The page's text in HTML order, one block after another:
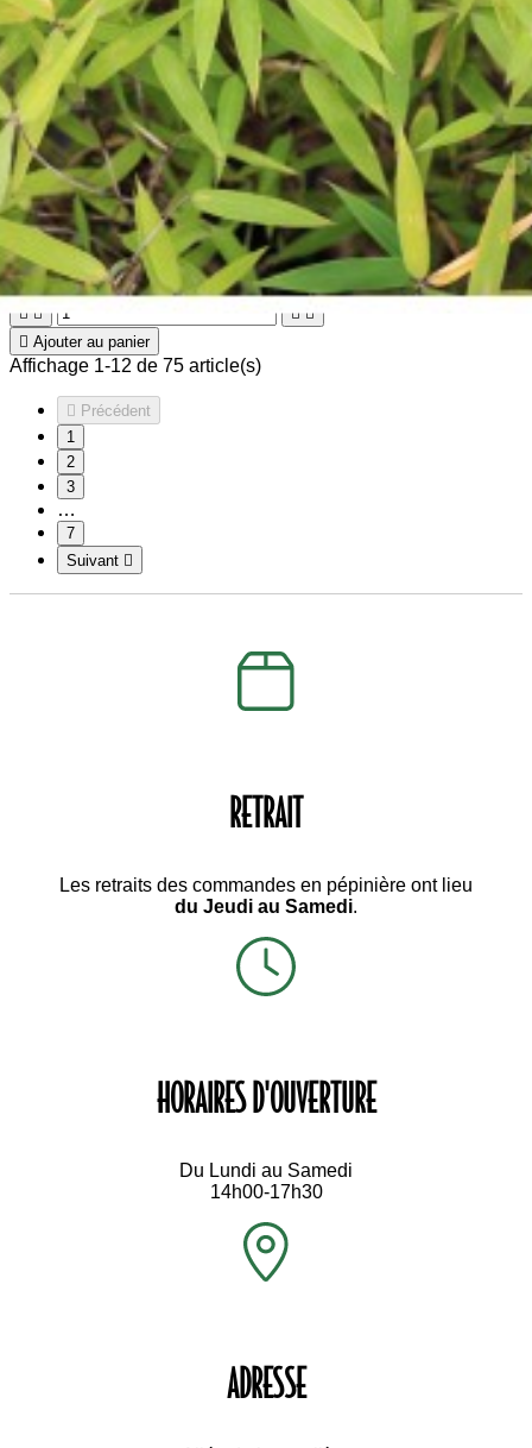
Aperçu rapide 
Fargesia nitida 'Great Wall'
18,00 €
   
 Ajouter au panier
Affichage 1-12 de 75 article(s)
 Précédent
1
2
3
…
7
Suivant 
RETRAIT
Les retraits des commandes en pépinière ont lieu
du Jeudi au Samedi.
HORAIRES D'OUVERTURE
Du Lundi au Samedi
14h00-17h30
ADRESSE